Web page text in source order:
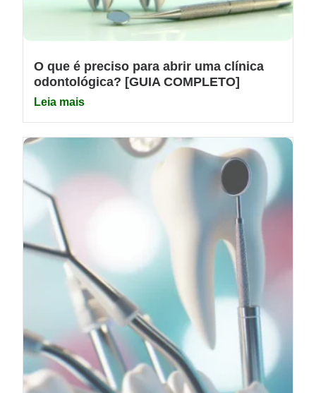
O que é preciso para abrir uma clínica
odontológica? [GUIA COMPLETO]
Leia mais